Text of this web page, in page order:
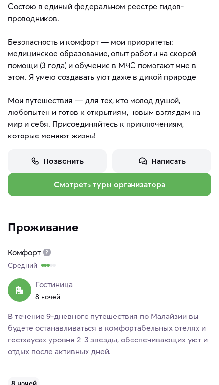
Состою в единый федеральном реестре гидов-
проводников.
Безопасность и комфорт — мои приоритеты:
медицинское образование, опыт работы на скорой
помощи (3 года) и обучение в МЧС помогают мне в
этом. Я умею создавать уют даже в дикой природе.
Мои путешествия — для тех, кто молод душой,
любопытен и готов к открытиям, новым взглядам на
мир и себя. Присоединяйтесь к приключениям,
которые меняют жизнь!
Позвонить Написать
Смотреть туры организатора
Проживание
Комфорт
Средний
Гостиница
8 ночей
В течение 9-дневного путешествия по Малайзии вы
будете останавливаться в комфортабельных отелях и
гестхаусах уровня 2-3 звезды, обеспечивающих уют и
отдых после активных дней.
8 ночей